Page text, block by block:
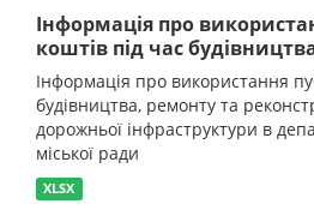
Інформація про
коштів під час
Інформація про використання
будівництва, ремонту та
дорожньої інфраструктури в
міської ради
XLSX